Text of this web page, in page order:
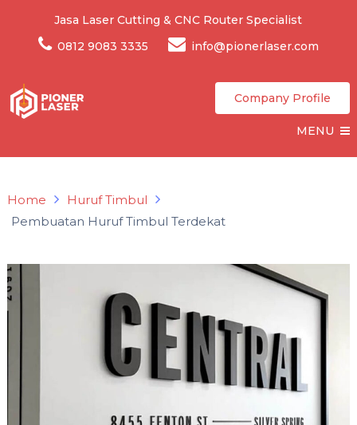
Jasa Laser Cutting & CNC Router Specialist
0812 9083 3335
info@pionerlaser.com
Company Profile
MENU
Home
Huruf Timbul
Pembuatan Huruf Timbul Terdekat